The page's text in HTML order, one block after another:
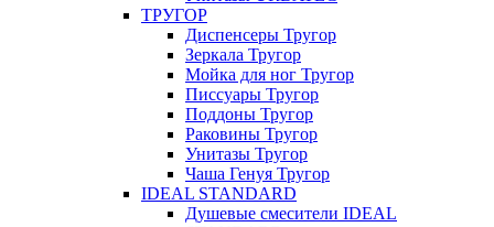
ТРУГОР
Диспенсеры Тругор
Зеркала Тругор
Мойка для ног Тругор
Писсуары Тругор
Поддоны Тругор
Раковины Тругор
Унитазы Тругор
Чаша Генуя Тругор
IDEAL STANDARD
Душевые смесители IDEAL